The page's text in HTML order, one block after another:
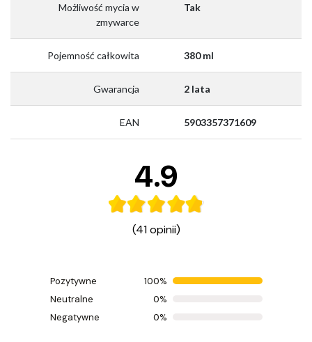
Możliwość mycia w
zmywarce
Tak
Pojemność całkowita 380 ml
Gwarancja 2 lata
EAN 5903357371609
4.9
(41 opinii)
Pozytywne
100%
Neutralne
0%
Negatywne
0%
Ocenił(a) produkt na
Opinia zamieszczona 15.07.2026